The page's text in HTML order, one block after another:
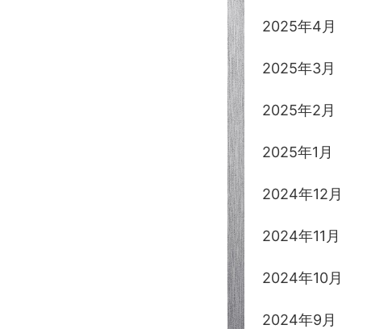
2025年4月
2025年3月
2025年2月
2025年1月
2024年12月
2024年11月
2024年10月
2024年9月